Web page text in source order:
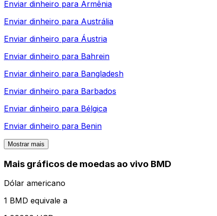
Enviar dinheiro para Armênia
Enviar dinheiro para Austrália
Enviar dinheiro para Áustria
Enviar dinheiro para Bahrein
Enviar dinheiro para Bangladesh
Enviar dinheiro para Barbados
Enviar dinheiro para Bélgica
Enviar dinheiro para Benin
Mostrar mais
Mais gráficos de moedas ao vivo BMD
Dólar americano
1 BMD equivale a